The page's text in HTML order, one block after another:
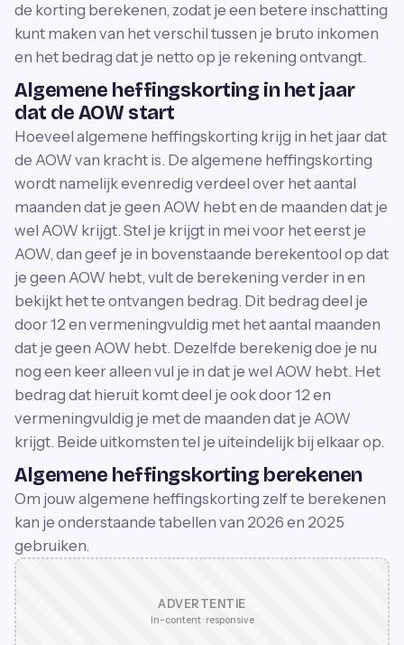
de korting berekenen, zodat je een betere inschatting
kunt maken van het verschil tussen je bruto inkomen
en het bedrag dat je netto op je rekening ontvangt.
Algemene heffingskorting in het jaar
dat de AOW start
Hoeveel algemene heffingskorting krijg in het jaar dat
de AOW van kracht is. De algemene heffingskorting
wordt namelijk evenredig verdeel over het aantal
maanden dat je geen AOW hebt en de maanden dat je
wel AOW krijgt. Stel je krijgt in mei voor het eerst je
AOW, dan geef je in bovenstaande berekentool op dat
je geen AOW hebt, vult de berekening verder in en
bekijkt het te ontvangen bedrag. Dit bedrag deel je
door 12 en vermeningvuldig met het aantal maanden
dat je geen AOW hebt. Dezelfde berekenig doe je nu
nog een keer alleen vul je in dat je wel AOW hebt. Het
bedrag dat hieruit komt deel je ook door 12 en
vermeningvuldig je met de maanden dat je AOW
krijgt. Beide uitkomsten tel je uiteindelijk bij elkaar op.
Algemene heffingskorting berekenen
Om jouw algemene heffingskorting zelf te berekenen
kan je onderstaande tabellen van 2026 en 2025
gebruiken.
ADVERTENTIE
In-content · responsive